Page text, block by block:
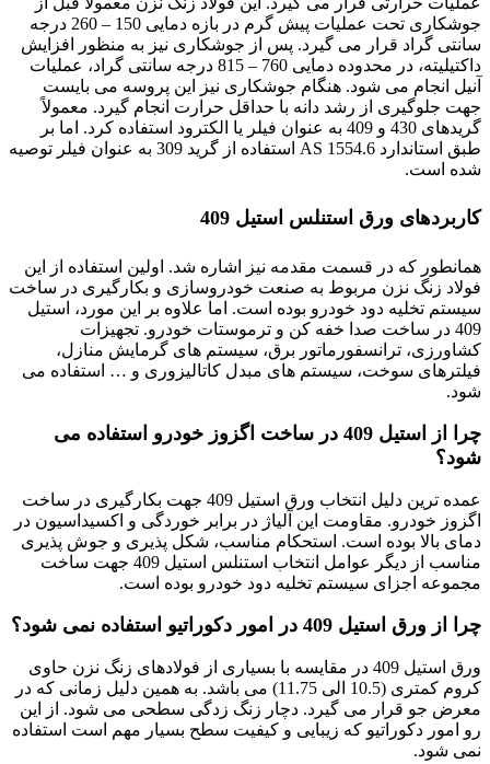
جوشکاری تحت عملیات پیش گرم در بازه دمایی 150 – 260 درجه
سانتی گراد قرار می گیرد. پس از جوشکاری نیز به منظور افزایش
داکتیلیته، در محدوده دمایی 760 – 815 درجه سانتی گراد، عملیات
آنیل انجام می شود. هنگام جوشکاری نیز این پروسه می بایست
جهت جلوگیری از رشد دانه با حداقل حرارت انجام گیرد. معمولاً
گریدهای 430 و 409 به عنوان فیلر یا الکترود استفاده کرد. اما بر
طبق استاندارد AS 1554.6 استفاده از گرید 309 به عنوان فیلر توصیه
شده است.
کاربردهای ورق استنلس استیل 409
همانطور که در قسمت مقدمه نیز اشاره شد. اولین استفاده از این
فولاد زنگ نزن مربوط به صنعت خودروسازی و بکارگیری در ساخت
سیستم تخلیه دود خودرو بوده است. اما علاوه بر این مورد، استیل
409 در ساخت صدا خفه کن و ترموستات خودرو. تجهیزات
کشاورزی، ترانسفورماتور برق، سیستم های گرمایش منازل،
فیلترهای سوخت، سیستم های مبدل کاتالیزوری و … استفاده می
شود.
چرا از استیل 409 در ساخت اگزوز خودرو استفاده می
شود؟
عمده ترین دلیل انتخاب ورق استیل 409 جهت بکارگیری در ساخت
اگزوز خودرو. مقاومت این آلیاژ در برابر خوردگی و اکسیداسیون در
دمای بالا بوده است. استحکام مناسب، شکل پذیری و جوش پذیری
مناسب از دیگر عوامل انتخاب استنلس استیل 409 جهت ساخت
مجموعه اجزای سیستم تخلیه دود خودرو بوده است.
چرا از ورق استیل 409 در امور دکوراتیو استفاده نمی شود؟
ورق استیل 409 در مقایسه با بسیاری از فولادهای زنگ نزن حاوی
کروم کمتری (10.5 الی 11.75) می باشد. به همین دلیل زمانی که در
معرض جو قرار می گیرد. دچار زنگ زدگی سطحی می شود. از این
رو امور دکوراتیو که زیبایی و کیفیت سطح بسیار مهم است استفاده
نمی شود.